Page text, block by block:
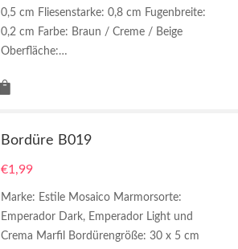
0,5 cm Fliesenstarke: 0,8 cm Fugenbreite:
0,2 cm Farbe: Braun / Creme / Beige
Oberfläche:…
Bordüre B019
€1,99
Marke: Estile Mosaico Marmorsorte:
Emperador Dark, Emperador Light und
Crema Marfil Bordürengröße: 30 x 5 cm